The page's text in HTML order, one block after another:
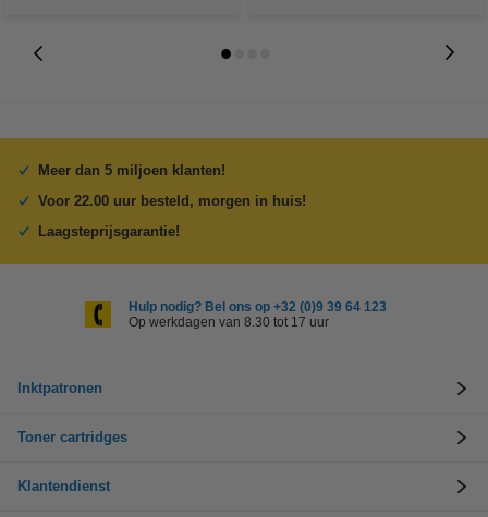
Meer dan 5 miljoen klanten!
Voor 22.00 uur besteld, morgen in huis!
Laagsteprijsgarantie!
Hulp nodig? Bel ons op +32 (0)9 39 64 123
Op werkdagen van 8.30 tot 17 uur
Inktpatronen
Toner cartridges
Klantendienst